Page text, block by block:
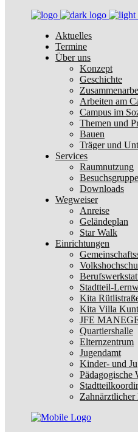
Aktuelles
Termine
Über uns
Konzept
Geschichte
Arbeiten am
Campus im
Themen und
Bauen
Träger und
Services
Raumnutzung
Downloads
Wegweiser
Anreise
Geländeplan
Star Walk
Einrichtungen
Stadtteil-
Kita
Kita Villa
JFE
Quartiershalle
Elternzentrum
Jugendamt
Kinder- und
Pädagogische
Zahnärztlicher